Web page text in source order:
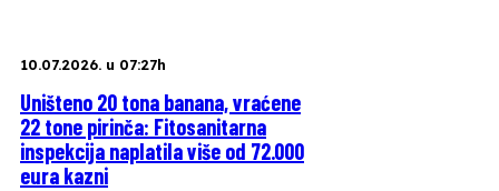
10.07.2026. u 07:27h
Uništeno 20 tona banana, vraćene
22 tone pirinča: Fitosanitarna
inspekcija naplatila više od 72.000
eura kazni